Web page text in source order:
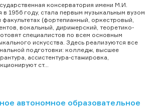
консерватория имени М.И.
в 1956 году, стала первым музыкальным вузом
(фортепианный, оркестровый,
вокальный, дирижерский, теоретико-
специалистов по всем основным
искусства. Здесь реализуются все
подготовки: колледж, высшее
ассистентура-стажировка,
ст...
автономное образовательное